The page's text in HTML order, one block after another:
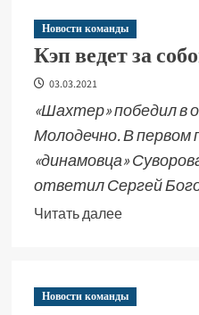
Новости команды
Кэп ведет за
03.03.2021
«Шахтер» победил в
Молодечно. В первом
«динамовца»
ответил Сергей
Читать далее
Новости команды